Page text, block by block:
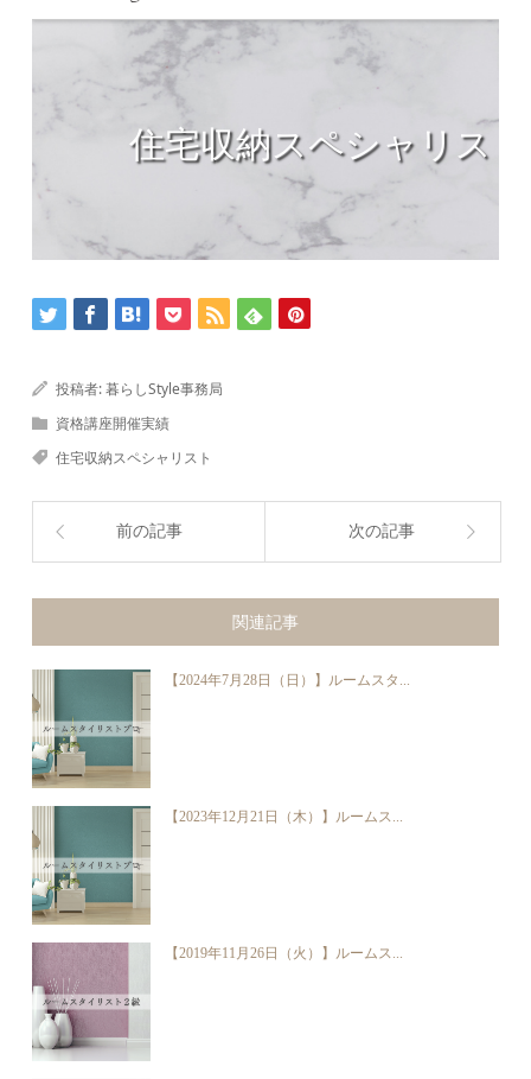
投稿者:暮らしStyle事務局
資格講座開催実績
住宅収納スペシャリスト
前の記事 次の記事
関連記事
【2024年7月28日（日）】ルームスタ...
【2023年12月21日（木）】ルームス...
【2019年11月26日（火）】ルームス...